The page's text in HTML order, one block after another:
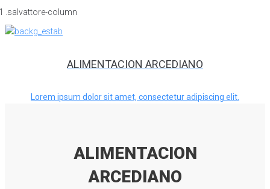
ALIMENTACION ARCEDIANO
Lorem ipsum dolor sit amet, consectetur adipiscing elit.
ALIMENTACION
ARCEDIANO